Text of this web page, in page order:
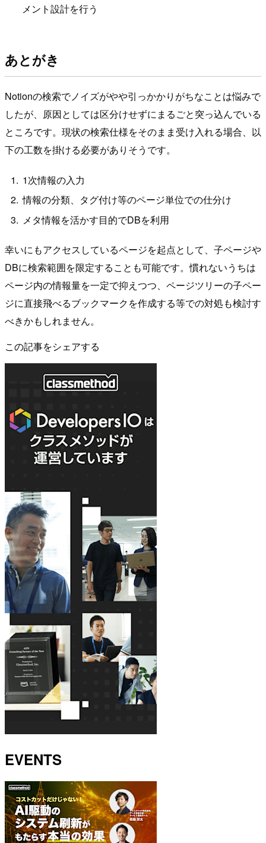
メント設計を行う
あとがき
Notionの検索でノイズがやや引っかかりがちなことは悩みで
したが、原因としては区分けせずにまるごと突っ込んでいる
ところです。現状の検索仕様をそのまま受け入れる場合、以
下の工数を掛ける必要がありそうです。
1次情報の入力
情報の分類、タグ付け等のページ単位での仕分け
メタ情報を活かす目的でDBを利用
幸いにもアクセスしているページを起点として、子ページや
DBに検索範囲を限定することも可能です。慣れないうちは
ページ内の情報量を一定で抑えつつ、ページツリーの子ペー
ジに直接飛べるブックマークを作成する等での対処も検討す
べきかもしれません。
この記事をシェアする
EVENTS